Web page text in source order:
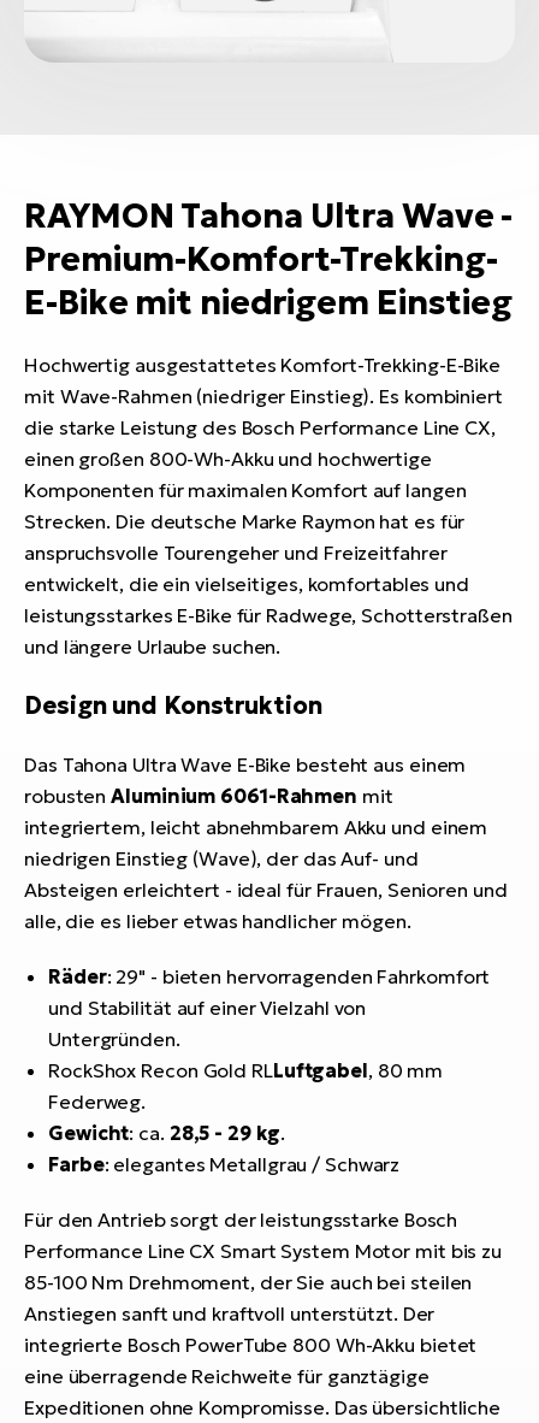
RAYMON Tahona Ultra Wave -
Premium-Komfort-Trekking-
E-Bike mit niedrigem Einstieg
Hochwertig ausgestattetes Komfort-Trekking-E-Bike
mit Wave-Rahmen (niedriger Einstieg). Es kombiniert
die starke Leistung des Bosch Performance Line CX,
einen großen 800-Wh-Akku und hochwertige
Komponenten für maximalen Komfort auf langen
Strecken. Die deutsche Marke Raymon hat es für
anspruchsvolle Tourengeher und Freizeitfahrer
entwickelt, die ein vielseitiges, komfortables und
leistungsstarkes E-Bike für Radwege, Schotterstraßen
und längere Urlaube suchen.
Design und Konstruktion
Das Tahona Ultra Wave E-Bike besteht aus einem
robustenAluminium 6061-Rahmen mit
integriertem, leicht abnehmbarem Akku und einem
niedrigen Einstieg (Wave), der das Auf- und
Absteigen erleichtert - ideal für Frauen, Senioren und
alle, die es lieber etwas handlicher mögen.
Räder: 29" - bieten hervorragenden Fahrkomfort
und Stabilität auf einer Vielzahl von
Untergründen.
RockShox Recon Gold RLLuftgabel, 80 mm
Federweg.
Gewicht: ca. 28,5 - 29 kg.
Farbe: elegantes Metallgrau / Schwarz
Für den Antrieb sorgt der leistungsstarke Bosch
Performance Line CX Smart System Motor mit bis zu
85-100 Nm Drehmoment, der Sie auch bei steilen
Anstiegen sanft und kraftvoll unterstützt. Der
integrierte Bosch PowerTube 800 Wh-Akku bietet
eine überragende Reichweite für ganztägige
Expeditionen ohne Kompromisse. Das übersichtliche